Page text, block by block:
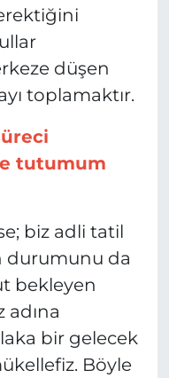
düşen
toplamaktır.
tutumum
biz adli tatil
durumunu da
bekleyen
adına
bir gelecek
Böyle